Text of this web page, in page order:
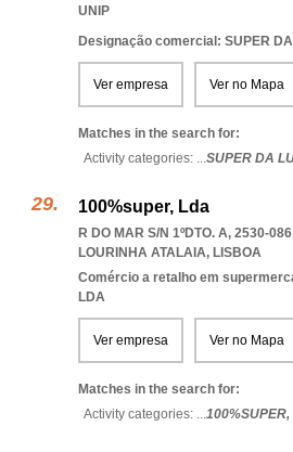
UNIP
Designação comercial: SUPER
Ver empresa Ver no Mapa
Matches in the search for:
Activity categories: ...SUPER DA
100%super, Lda
R DO MAR S/N 1ºDTO. A, 2530-086
LOURINHA ATALAIA, LISBOA
Comércio a retalho em
LDA
Ver empresa Ver no Mapa
Matches in the search for:
Activity categories: ...100%SUPER,